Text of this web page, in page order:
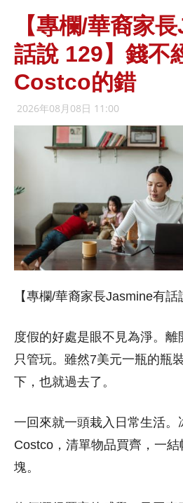
【專欄/華裔家
話說 129】錢不
Costco的錯
2026年08月08日 11:00
【專欄/華裔家長Jasmine有話
度假的好處是眼不見為淨。離
只管玩。雖然7美元一瓶的瓶
下，也就過去了。
一回來就一頭栽入日常生活
Costco，清單物品買齊，一
塊。